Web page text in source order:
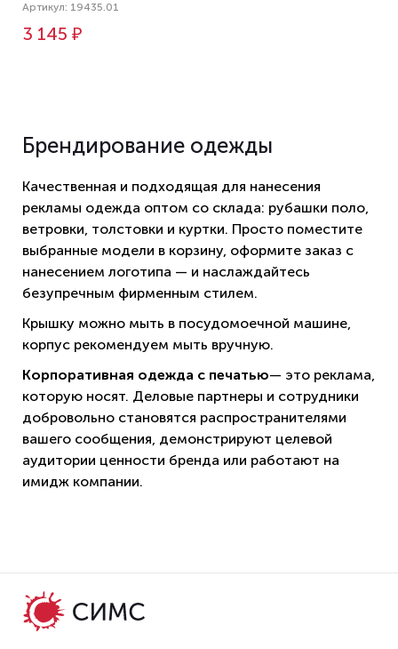
Артикул: 19435.01
3 145 ₽
Брендирование одежды
Качественная и подходящая для нанесения
рекламы одежда оптом со склада: рубашки поло,
ветровки, толстовки и куртки. Просто поместите
выбранные модели в корзину, оформите заказ с
нанесением логотипа — и наслаждайтесь
безупречным фирменным стилем.
Крышку можно мыть в посудомоечной машине,
корпус рекомендуем мыть вручную.
Корпоративная одежда с печатью— это реклама,
которую носят. Деловые партнеры и сотрудники
добровольно становятся распространителями
вашего сообщения, демонстрируют целевой
аудитории ценности бренда или работают на
имидж компании.